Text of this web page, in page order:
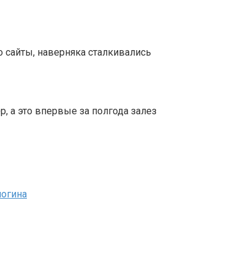
наверняка сталкивались
а это впервые за полгода залез